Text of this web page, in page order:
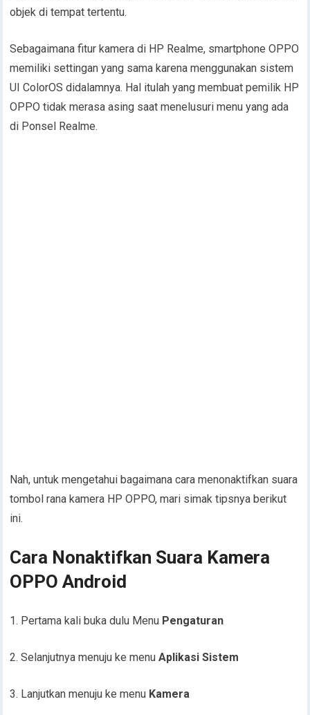
objek di tempat tertentu.
Sebagaimana fitur kamera di HP Realme, smartphone OPPO
memiliki settingan yang sama karena menggunakan sistem
UI ColorOS didalamnya. Hal itulah yang membuat pemilik HP
OPPO tidak merasa asing saat menelusuri menu yang ada
di Ponsel Realme.
Nah, untuk mengetahui bagaimana cara menonaktifkan suara
tombol rana kamera HP OPPO, mari simak tipsnya berikut
ini.
Cara Nonaktifkan Suara Kamera
OPPO Android
1. Pertama kali buka dulu Menu Pengaturan
2. Selanjutnya menuju ke menuAplikasi Sistem
3. Lanjutkan menuju ke menu Kamera